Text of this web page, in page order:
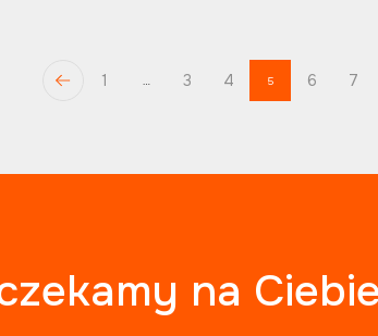
1 … 3 4 5 6 7
na Ciebie